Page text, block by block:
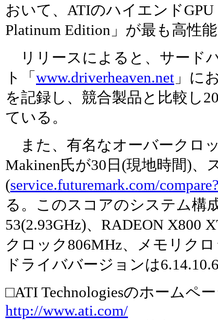
おいて、ATIのハイエンドGPU
Platinum Edition」が最も高性
リリースによると、サード
ト「 www.driverheaven.net 」に
を記録し、競合製品と比較し
ている。
また、有名なオーバークロ
Makinen氏が30日(現地時間)、
(service.futuremark.com/
る。このスコアのシステム構
53(2.93GHz)、RADEON X800
クロック806MHz、メモリク
ドライババージョンは
□ATI Technologiesのホームペ
http://www.ati.com/